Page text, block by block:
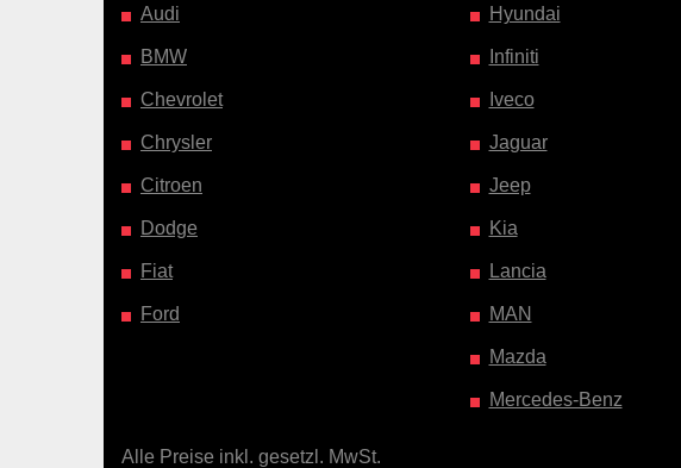
Audi
BMW
Chevrolet
Chrysler
Citroen
Dodge
Fiat
Ford
Hyundai
Infiniti
Iveco
Jaguar
Jeep
Kia
Lancia
MAN
Mazda
Mercedes-Benz
Alle Preise inkl. gesetzl. MwSt.